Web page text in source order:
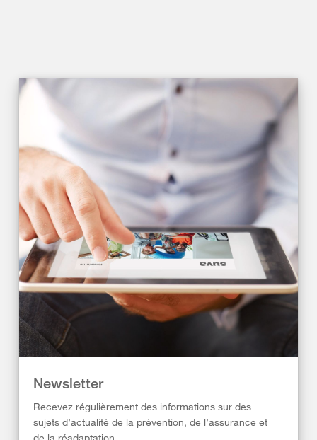
Newsletter
Recevez régulièrement des informations sur des
sujets d’actualité de la prévention, de l’assurance et
de la réadaptation.